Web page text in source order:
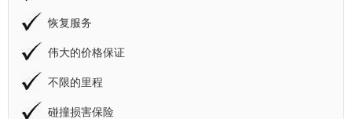
恢复服务
伟大的价格保证
不限的里程
碰撞损害保险